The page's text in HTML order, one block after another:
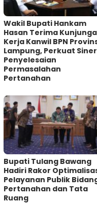
Wakil Bupati Hankam
Hasan Terima
Kerja Kanwil BPN
Lampung, Perkuat
Penyelesaian
Permasalahan
Pertanahan
Bupati Tulang Bawang
Hadiri Rakor
Pelayanan Publik
Pertanahan dan Tata
Ruang